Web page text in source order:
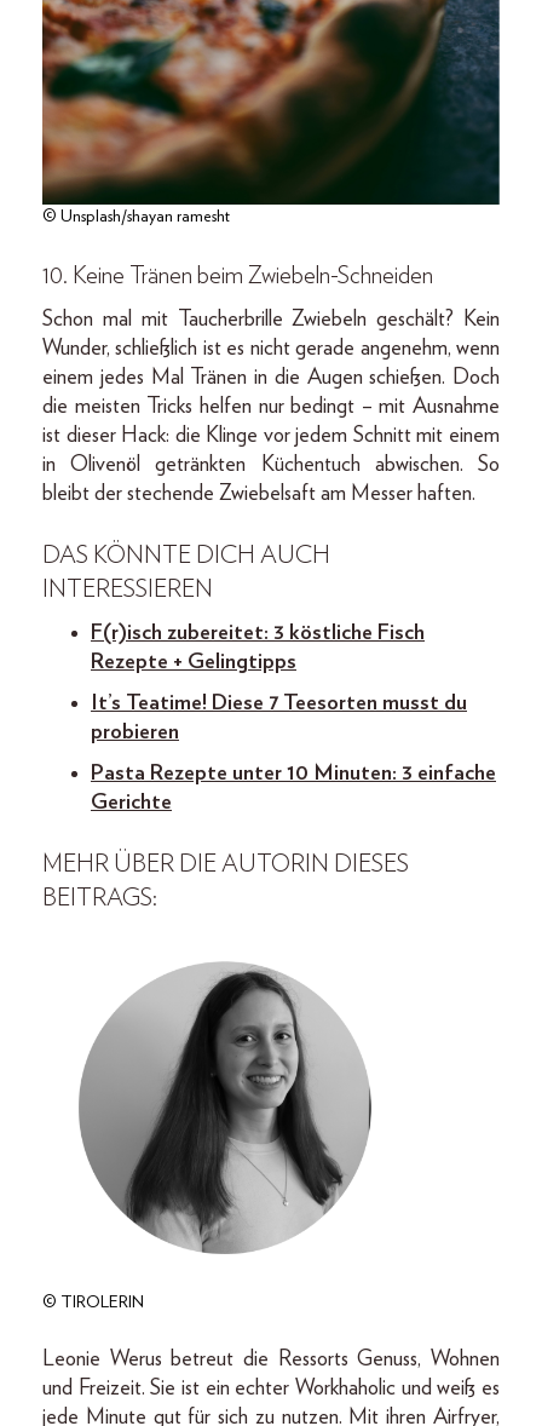
© Unsplash/shayan ramesht
10. Keine Tränen beim Zwiebeln-Schneiden
Schon mal mit Taucherbrille Zwiebeln geschält? Kein
Wunder, schließlich ist es nicht gerade angenehm, wenn
einem jedes Mal Tränen in die Augen schießen. Doch
die meisten Tricks helfen nur bedingt – mit Ausnahme
ist dieser Hack: die Klinge vor jedem Schnitt mit einem
in Olivenöl getränkten Küchentuch abwischen. So
bleibt der stechende Zwiebelsaft am Messer haften.
DAS KÖNNTE DICH AUCH
INTERESSIEREN
F(r)isch zubereitet: 3 köstliche Fisch
Rezepte + Gelingtipps
It’s Teatime! Diese 7 Teesorten musst du
probieren
Pasta Rezepte unter 10 Minuten: 3 einfache
Gerichte
MEHR ÜBER DIE AUTORIN DIESES
BEITRAGS:
© TIROLERIN
Leonie Werus betreut die Ressorts Genuss, Wohnen
und Freizeit. Sie ist ein echter Workhaholic und weiß es
jede Minute gut für sich zu nutzen. Mit ihren Airfryer,